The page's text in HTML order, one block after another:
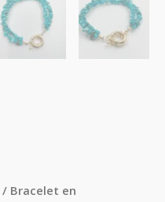
/ Bracelet en